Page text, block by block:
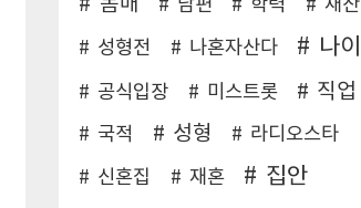
남편 학력
재산
성형전
나혼자산다 나이
공식입장 미스트롯 직업
국적 성형
라디오스타
신혼집
재혼 집안